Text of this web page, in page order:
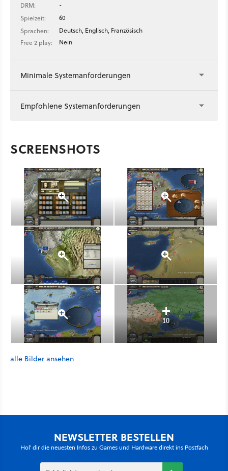
DRM:
-
Spielzeit:
60
Sprachen:
Deutsch, Englisch, Französisch
Free 2 play:
Nein
Minimale Systemanforderungen
Empfohlene Systemanforderungen
SCREENSHOTS
10
alle Bilder ansehen
NEWSLETTER BESTELLEN
Hol' dir die neuesten Infos zu Games und Hardware direkt ins Postfach